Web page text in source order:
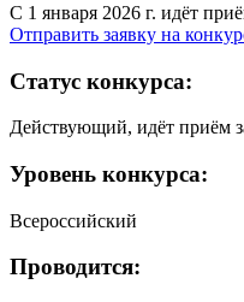
С 1 января 2026 г. идёт
Отправить заявку на
Статус конкурса:
Действующий, идёт приём
Уровень конкурса:
Всероссийский
Проводится: